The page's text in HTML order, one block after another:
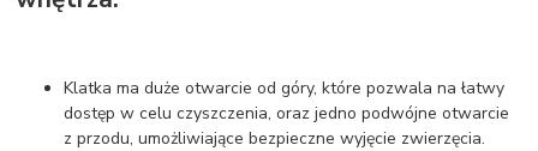
Klatka ma duże otwarcie od góry, które pozwala na łatwy
dostęp w celu czyszczenia, oraz jedno podwójne otwarcie
z przodu, umożliwiające bezpieczne wyjęcie zwierzęcia.